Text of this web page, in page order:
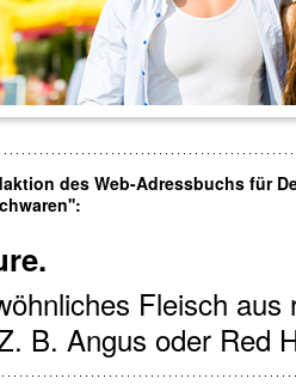
des Web-Adressbuchs für
Fleisch
B. Angus oder Red